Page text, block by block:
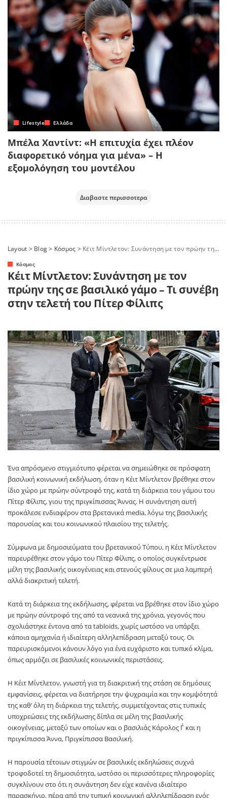
Lifestyle Ελλάδα
Μπέλα Χαντίντ: «Η επιτυχία έχει πλέον
διαφορετικό νόημα για μένα» – Η
εξομολόγηση του μοντέλου
Διαβαστε περισσοτερα
Layout > Blog> Κόσμος > Κέιτ Μίντλετον: Συνάντηση με τον πρώην της σε βασιλικό γάμο – Τι συνέβη στην τελετή του Πίτερ Φίλιπς
Κόσμος
Κέιτ Μίντλετον: Συνάντηση με τον
πρώην της σε βασιλικό γάμο – Τι συνέβη
στην τελετή του Πίτερ Φίλιπς
Ένα απρόσμενο στιγμιότυπο φέρεται να σημειώθηκε σε πρόσφατη
βασιλική κοινωνική εκδήλωση, όταν η Κέιτ Μίντλετον βρέθηκε στον
ίδιο χώρο με πρώην σύντροφό της, κατά τη διάρκεια του γάμου του
Πίτερ Φίλιπς, γιου της πριγκίπισσας Άννας. Η συνάντηση αυτή
προκάλεσε ενδιαφέρον στα βρετανικά media, λόγω της βασιλικής
παρουσίας και του κοινωνικού πλαισίου της τελετής.
Σύμφωνα με δημοσιεύματα του βρετανικού Τύπου, η Κέιτ Μίντλετον
παρευρέθηκε στον γάμο του Πίτερ Φίλιπς, ο οποίος συγκέντρωσε
μέλη της βασιλικής οικογένειας και στενούς φίλους σε μια λαμπερή
αλλά διακριτική τελετή.
Κατά τη διάρκεια της εκδήλωσης, φέρεται να βρέθηκε στον ίδιο χώρο
με πρώην σύντροφό της από τα νεανικά της χρόνια, γεγονός που
σχολιάστηκε έντονα από τα tabloids, χωρίς ωστόσο να υπάρξει
κάποια αμηχανία ή ιδιαίτερη αλληλεπίδραση μεταξύ τους. Οι
παρευρισκόμενοι κάνουν λόγο για ένα ευχάριστο και τυπικό κλίμα,
όπως αρμόζει σε βασιλικές κοινωνικές περιστάσεις.
Η Κέιτ Μίντλετον, γνωστή για τη διακριτική της στάση σε δημόσιες
εμφανίσεις, φέρεται να διατήρησε την ψυχραιμία και την κομψότητά
της καθ’ όλη τη διάρκεια της τελετής, συμμετέχοντας στις τυπικές
υποχρεώσεις της εκδήλωσης δίπλα σε μέλη της βασιλικής
οικογένειας, μεταξύ των οποίων και ο βασιλιάς Κάρολος Γ΄ και η
πριγκίπισσα Άννα, Πριγκίπισσα Βασιλική.
Η παρουσία τέτοιων στιγμών σε βασιλικές εκδηλώσεις συχνά
τροφοδοτεί τη δημοσιότητα, ωστόσο οι περισσότερες πληροφορίες
συγκλίνουν στο ότι η συνάντηση δεν είχε κανένα ιδιαίτερο
παρασκήνιο, πέρα από την τυπική κοινωνική αλληλεπίδραση ενός